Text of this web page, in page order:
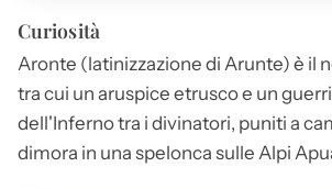
Curiosità
Aronte (latinizzazione di Arunte) è il
tra cui un aruspice etrusco e un
dell'Inferno tra i divinatori, puniti a
dimora in una spelonca sulle Alpi